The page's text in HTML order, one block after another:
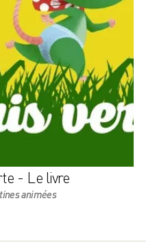
- Le livre
animées